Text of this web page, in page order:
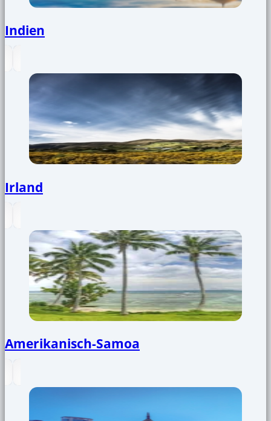
Indien
Irland
Amerikanisch-Samoa